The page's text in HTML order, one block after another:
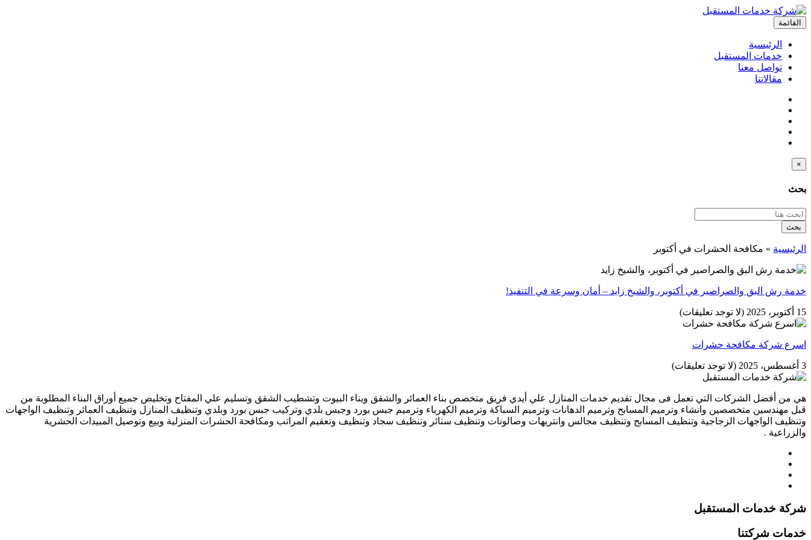
القائمة
الرئيسية
خدمات المستقبل
تواصل معنا
مقالاتنا
×
بحث
بحث
الرئيسية » مكافحة الحشرات في أكتوبر
خدمة رش البق والصراصير في أكتوبر، والشيخ زايد – أمان وسرعة في التنفيذ!
15 أكتوبر، 2025 (لا توجد تعليقات)
اسرع شركة مكافحة حشرات
3 أغسطس، 2025 (لا توجد تعليقات)
هي من أفضل الشركات التي تعمل فى مجال تقديم خدمات المنازل علي أيدي فريق متخصص بناء العمائر والشقق وبناء البيوت وتشطيب الشقق وتسليم علي المفتاح وتخليص جميع أوراق البناء المطلوبة من
قبل مهندسين متخصصين وانشاء وترميم المسابح وترميم الدهانات وترميم السباكة وترميم الكهرباء وترميم جبس بورد وجبس بلدي وتركيب جبس بورد وبلدي وتنظيف المنازل وتنظيف العمائر وتنظيف الواجهات
وتنظيف الواجهات الزجاجية وتنظيف المسابح وتنظيف مجالس وانتريهات وصالونات وتنظيف ستائر وتنظيف سجاد وتنظيف وتعقيم المراتب ومكافحة الحشرات المنزلية وبيع وتوصيل المبيدات الحشرية
والزراعية .
شركة خدمات المستقبل
خدمات شركتنا